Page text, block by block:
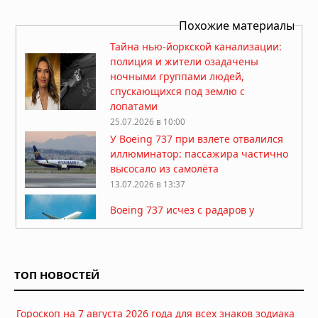
Похожие материалы
Тайна нью-йоркской канализации:
полиция и жители озадачены
ночными группами людей,
спускающихся под землю с
лопатами
25.07.2026 в 10:00
У Boeing 737 при взлете отвалился
иллюминатор: пассажира частично
высосало из самолёта
13.07.2026 в 13:37
Boeing 737 исчез с радаров у
побережья Пакистана
слонов в Габоне
25.04.2026 в 07:33
ТОП НОВОСТЕЙ
Гороскоп на 7 августа 2026 года для всех знаков зодиака